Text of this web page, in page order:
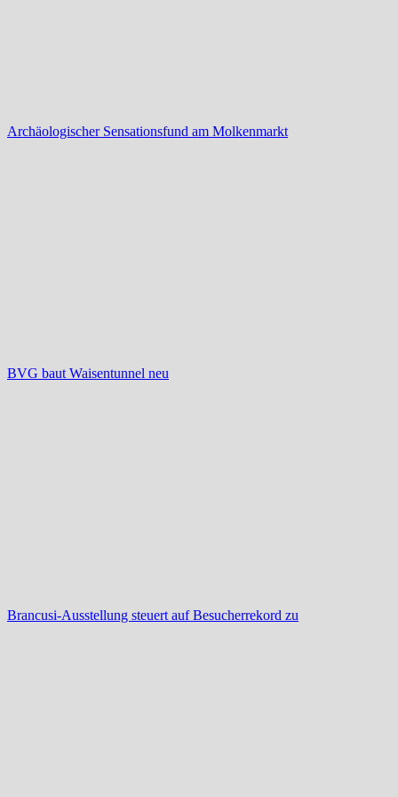
Archäologischer Sensationsfund am Molkenmarkt
BVG baut Waisentunnel neu
Brancusi-Ausstellung steuert auf Besucherrekord zu